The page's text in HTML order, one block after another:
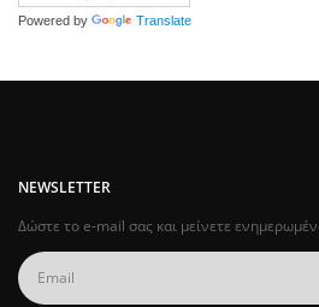
Powered by Translate
NEWSLETTER
Δώστε το e-mail σας και μείνετε